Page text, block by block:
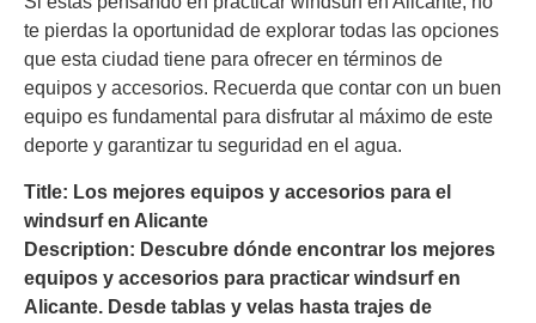
te pierdas la oportunidad de explorar todas las opciones
que esta ciudad tiene para ofrecer en términos de
equipos y accesorios. Recuerda que contar con un buen
equipo es fundamental para disfrutar al máximo de este
deporte y garantizar tu seguridad en el agua.
Title: Los mejores equipos y accesorios para el
windsurf en Alicante
Description: Descubre dónde encontrar los mejores
equipos y accesorios para practicar windsurf en
Alicante. Desde tablas y velas hasta trajes de